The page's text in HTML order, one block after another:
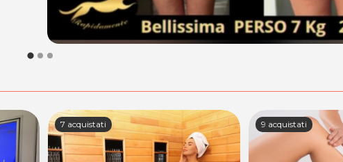
7 acquistati 9 acquistati